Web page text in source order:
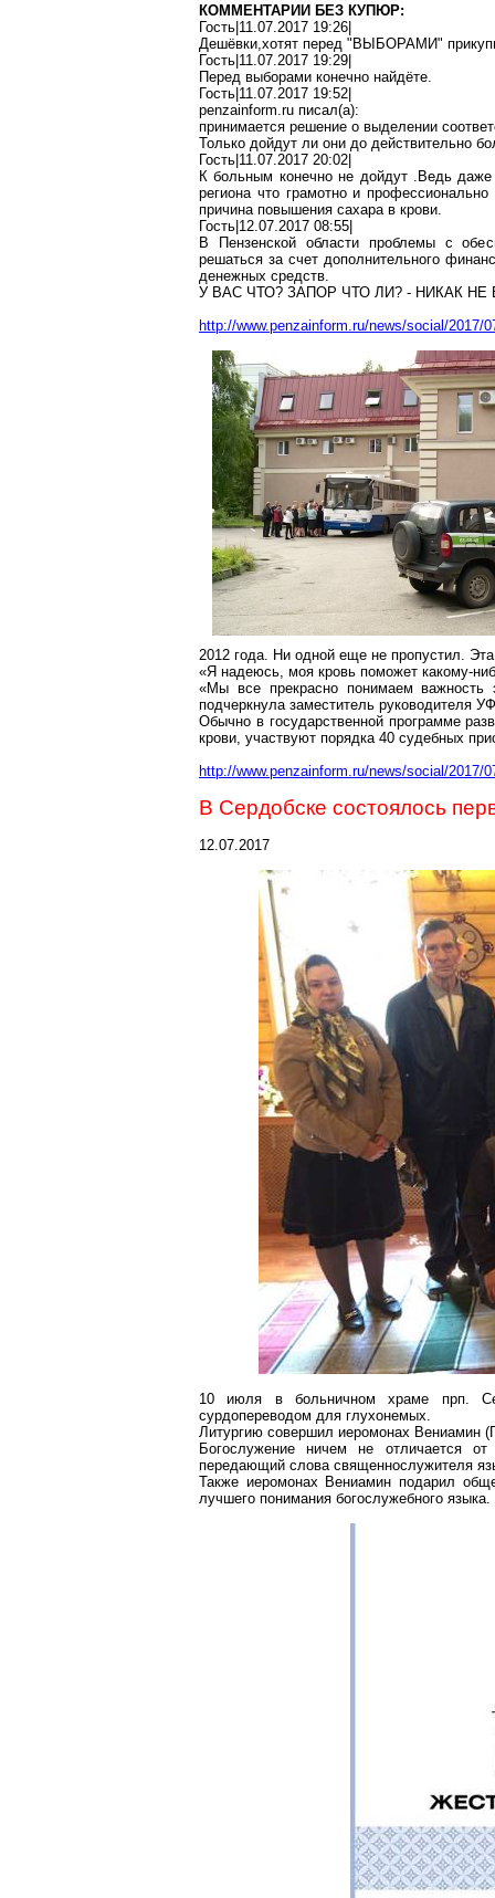
КОММЕНТАРИИ БЕЗ КУПЮР:
Гость|11.07.2017 19:26|
Дешёвки,хотят перед "ВЫБОРАМИ"
Гость|11.07.2017 19:29|
Перед выборами конечно найдёте.
Гость|11.07.2017 19:52|
penzainform.ru писал(a):
принимается решение о выделении
Только дойдут ли они до действительно
Гость|11.07.2017 20:02|
К больным конечно не дойдут. Ведь даже
региона что грамотно и
причина повышения сахара в крови.
Гость|12.07.2017 08:55|
В Пензенской области проблемы с
решаться за счет дополнительного
денежных средств.
У ВАС ЧТО? ЗАПОР ЧТО ЛИ? - НИКАК
http://www.penzainform.ru/news/social/2017/
2012 года. Ни одной еще не пропустил.
«Я надеюсь, моя кровь поможет какому-
«Мы все прекрасно понимаем
подчеркнула заместитель руководителя
Обычно в государственной программе
крови, участвуют порядка 40 судебных
http://www.penzainform.ru/news/social/2017/
В Сердобске состоялось
12.07.2017
10 июля в больничном храме прп.
сурдопереводом для глухонемых.
Литургию совершил иеромонах Вениамин
Богослужение ничем не отличается
передающий слова священнослужителя
Также иеромонах Вениамин подарил
лучшего понимания богослужебного языка.